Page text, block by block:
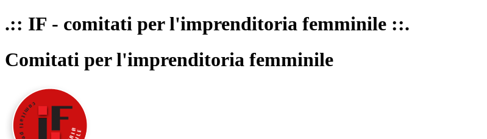
.:: IF - comitati per l'imprenditoria femminile ::.
Comitati per l'imprenditoria femminile